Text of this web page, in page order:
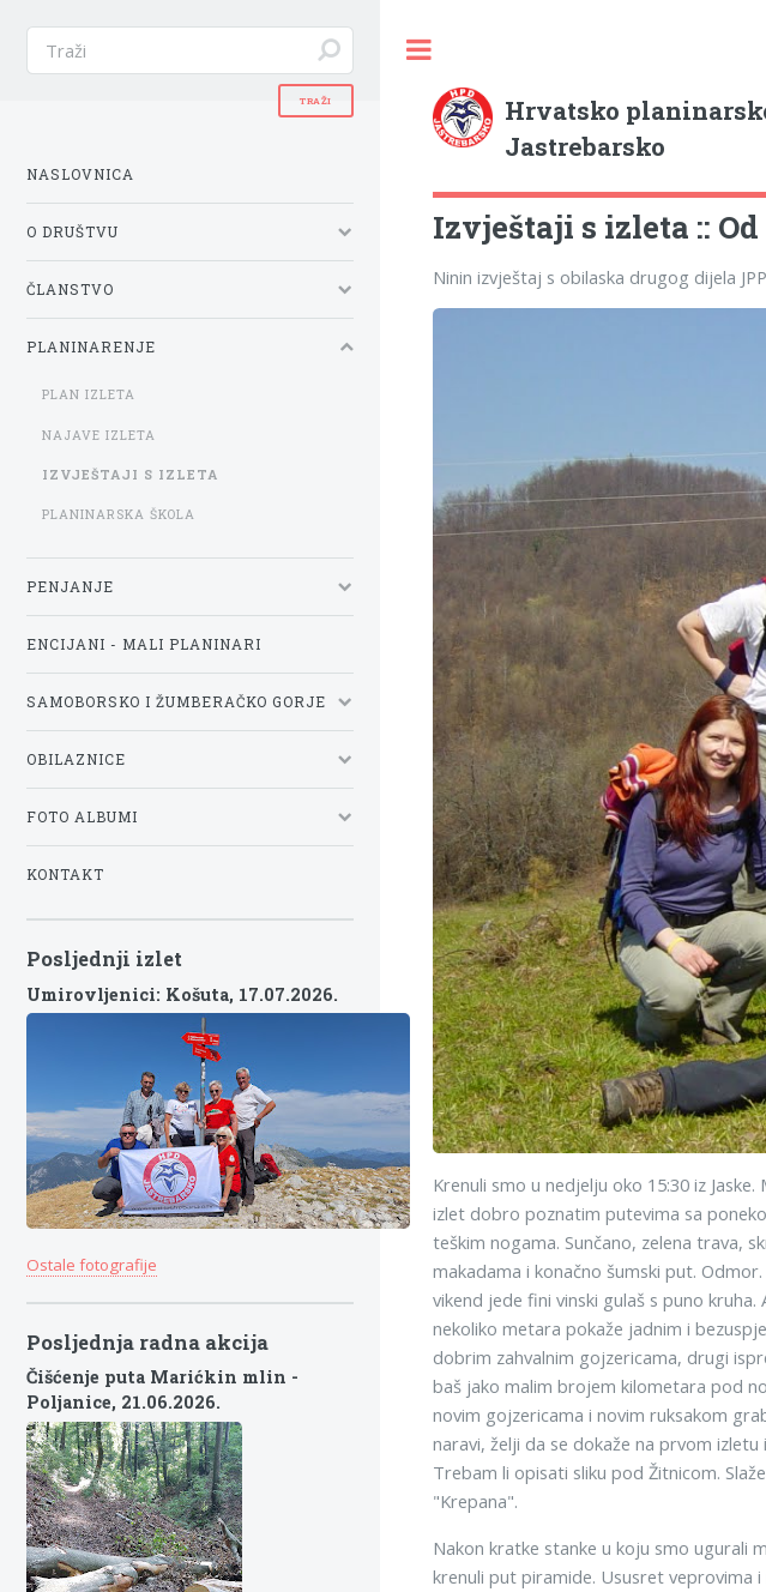
Hrvatsko
Jastrebarsko
Izvještaji s izleta ::
Ninin izvještaj s obilaska drugog dijela
Krenuli smo u nedjelju oko 15:30 iz
izlet dobro poznatim putevima sa
teškim nogama. Sunčano, zelena trava,
makadama i konačno šumski put.
vikend jede fini vinski gulaš s puno
nekoliko metara pokaže jadnim i
dobrim zahvalnim gojzericama, drugi
baš jako malim brojem kilometara pod
novim gojzericama i novim ruksakom
naravi, želji da se dokaže na prvom
Trebam li opisati sliku pod Žitnicom.
"Krepana".
Nakon kratke stanke u koju smo ugurali
krenuli put piramide. Ususret veprovima
NASLOVNICA
O DRUŠTVU
ČLANSTVO
PLANINARENJE
PLAN IZLETA
NAJAVE IZLETA
IZVJEŠTAJI S IZLETA
PLANINARSKA ŠKOLA
PENJANJE
ENCIJANI - MALI PLANINARI
SAMOBORSKO I ŽUMBERAČKO GORJE
OBILAZNICE
FOTO ALBUMI
KONTAKT
Posljednji izlet
Umirovljenici: Košuta, 17.07.2026.
Ostale fotografije
Posljednja radna akcija
Čišćenje puta Marićkin mlin -
Poljanice, 21.06.2026.